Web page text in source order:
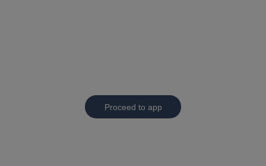
Proceed to app